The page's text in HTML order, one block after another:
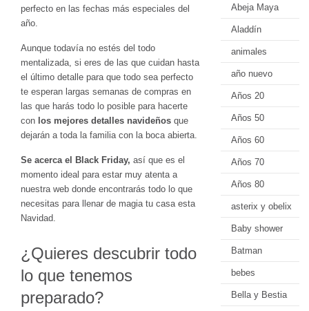
perfecto en las fechas más especiales del
año.
Aunque todavía no estés del todo
mentalizada, si eres de las que cuidan hasta
el último detalle para que todo sea perfecto
te esperan largas semanas de compras en
las que harás todo lo posible para hacerte
con los mejores detalles navideños que
dejarán a toda la familia con la boca abierta.
Se acerca el Black Friday, así que es el
momento ideal para estar muy atenta a
nuestra web donde encontrarás todo lo que
necesitas para llenar de magia tu casa esta
Navidad.
¿Quieres descubrir todo
lo que tenemos
preparado?
Abeja Maya
Aladdín
animales
año nuevo
Años 20
Años 50
Años 60
Años 70
Años 80
asterix y obelix
Baby shower
Batman
bebes
Bella y Bestia